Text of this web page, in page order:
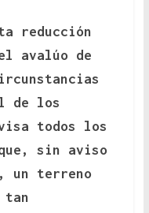
reducción
avalúo de
de los
todos los
sin aviso
un terreno